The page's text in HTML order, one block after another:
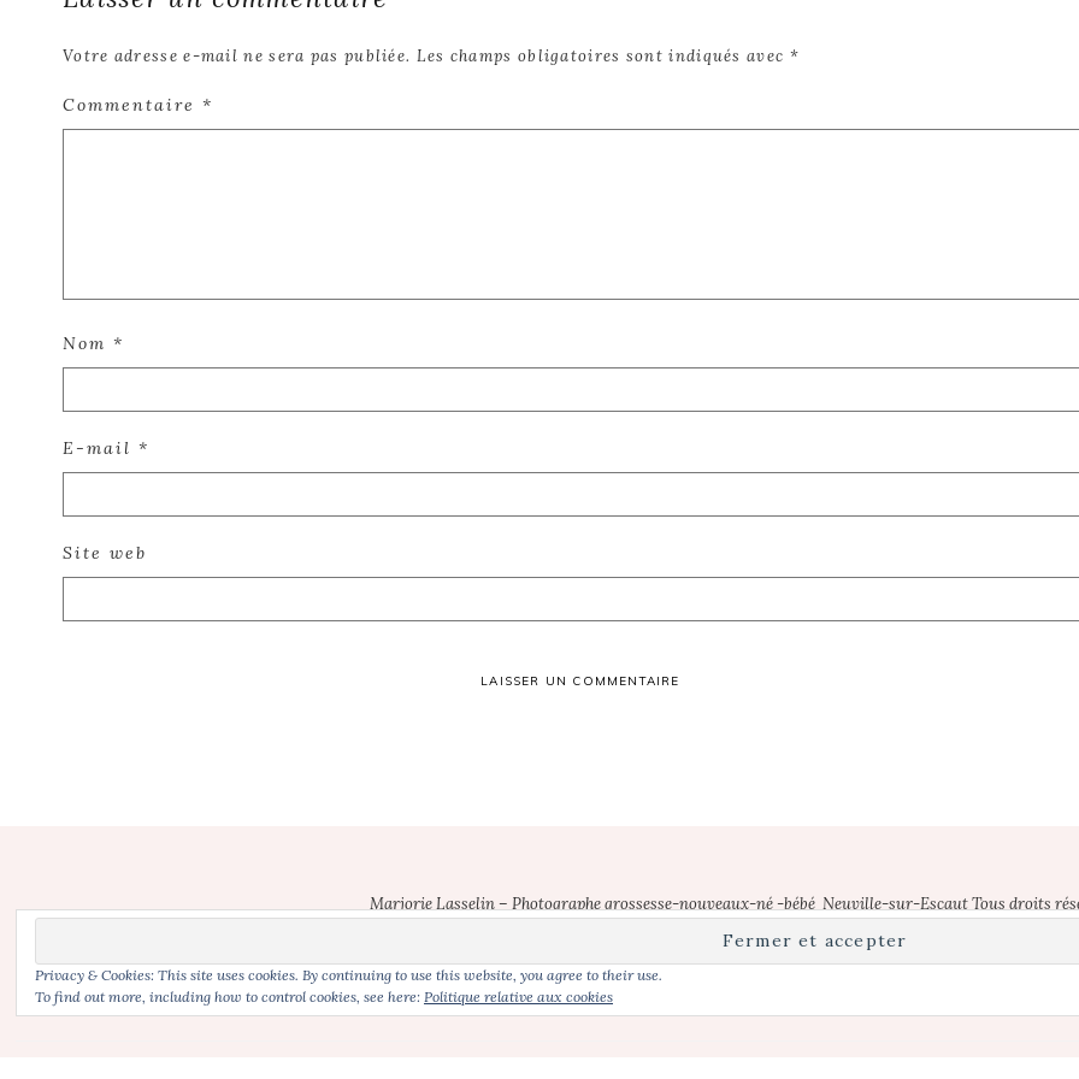
Votre adresse e-mail ne sera pas publiée. Les champs obligatoires sont indiqués avec *
Commentaire *
Nom *
E-mail *
Site web
Privacy & Cookies: This site uses cookies. By continuing to use this website, you agree to their use.
To find out more, including how to control cookies, see here: Politique relative aux cookies
Footer
Marjorie Lasselin – Photographe grossesse-nouveaux-né -bébé Neuville-sur-Escaut Tous droits
Valenciennes (59) | photographe nouveau-ne Valenciennes | photographe bebe Cambrai | photographe grossesse Cambrai | séance photo bebe Lille
bebe Lens | photographe maternite Lens | photographe grossesse Lens |